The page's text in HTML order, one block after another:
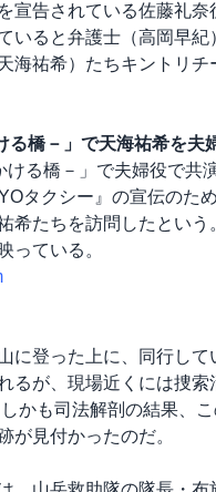
告されている佐藤礼奈
いると弁護士（高岡早
海祐希）たちキントリ
る橋－」で天海祐希を夫
る橋－」で夫婦役で共
タクシー』の宣伝のた
希たちを訪問したとい
っている。
に登った上に、同行し
るが、現場近くには捜
かも司法解剖の結果、
が見付かったのだ。